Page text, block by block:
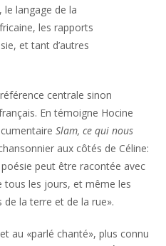
le langage de la
les rapports
et tant d’autres
centrale sinon
En témoigne Hocine
Slam, ce qui nous
aux côtés de Céline:
peut être racontée avec
les jours, et même les
la terre et de la rue».
au «parlé chanté», plus connu